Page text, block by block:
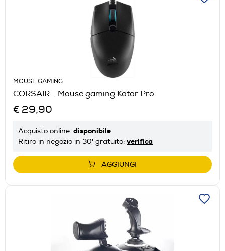
MOUSE GAMING
CORSAIR - Mouse gaming Katar Pro
€ 29,90
Acquisto online: disponibile
Ritiro in negozio in 30' gratuito: verifica
AGGIUNGI